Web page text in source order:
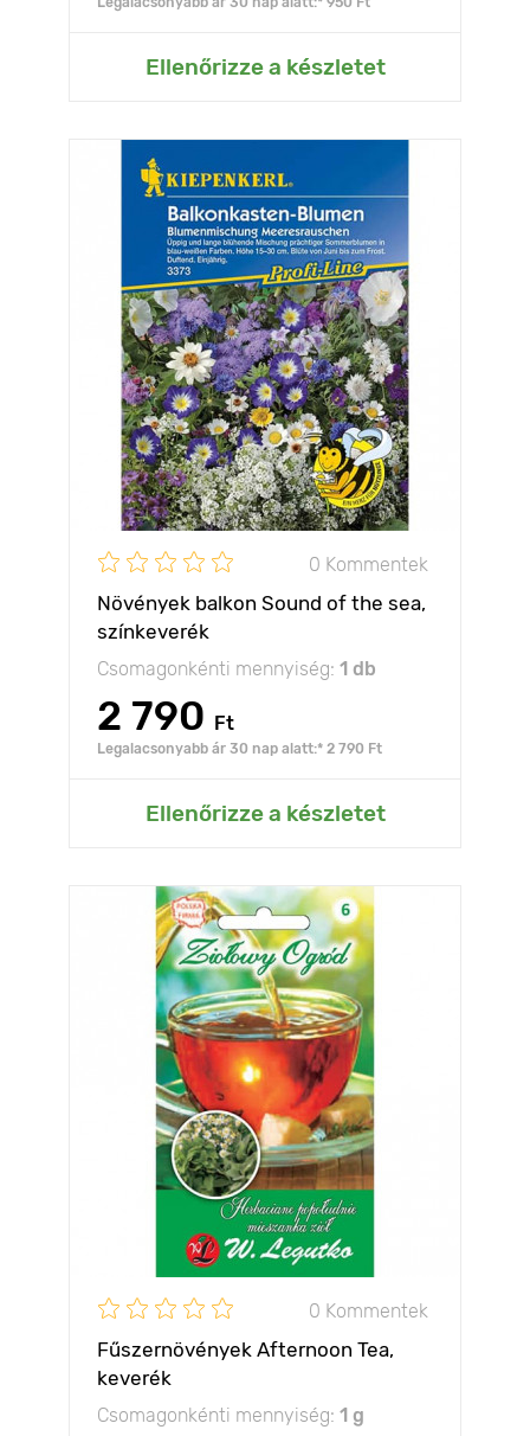
Ellenőrizze a készletet
0 Kommentek
Növények balkon Sound of the sea,
színkeverék
Csomagonkénti mennyiség: 1 db
2 790 Ft
Legalacsonyabb ár 30 nap alatt:* 2 790 Ft
Ellenőrizze a készletet
0 Kommentek
Fűszernövények Afternoon Tea,
keverék
Csomagonkénti mennyiség: 1 g